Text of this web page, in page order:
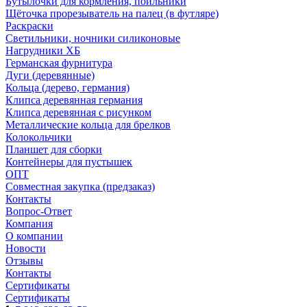
Щёточка прорезыватель на палец (в футляре)
Раскраски
Светильники, ночники силиконовые
Нагрудники ХБ
Германская фурнитура
Дуги (деревянные)
Кольца (дерево, германия)
Клипса деревянная германия
Клипса деревянная с рисунком
Металлические кольца для брелков
Колокольчики
Планшет для сборки
Контейнеры для пустышек
ОПТ
Совместная закупка (предзаказ)
Контакты
Вопрос-Ответ
Компания
О компании
Новости
Отзывы
Контакты
Сертификаты
Сертификаты